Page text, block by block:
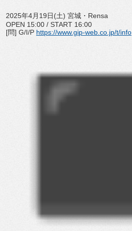
2025年4月19日(土) 宮城・Rensa
OPEN 15:00 / START 16:00
[問] G/I/P https://www.gip-web.co.jp/t/info